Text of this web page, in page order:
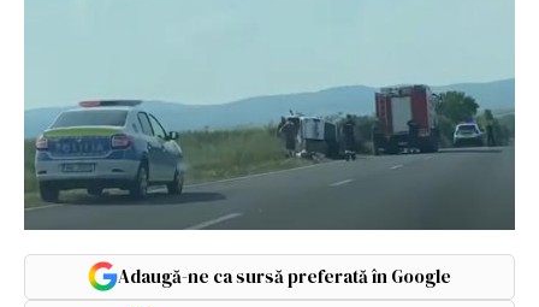
Adaugă-ne ca sursă preferată în Google